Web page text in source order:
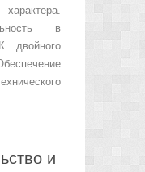
в
двойного
и